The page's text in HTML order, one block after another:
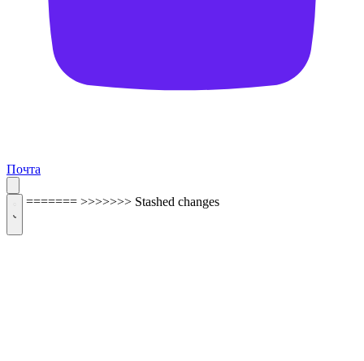
Почта
======= >>>>>>> Stashed changes